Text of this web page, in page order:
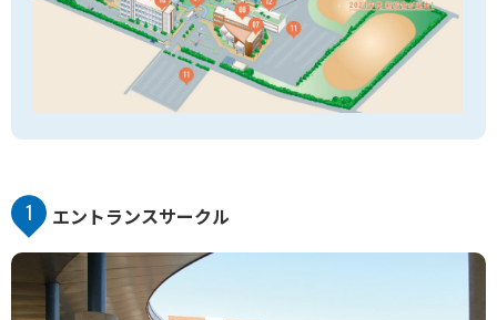
1 エントランスサークル